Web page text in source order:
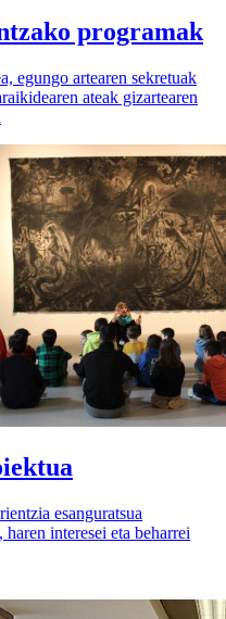
programak
egungo artearen sekretuak
ateak gizartearen
esanguratsua
haren interesei eta beharrei